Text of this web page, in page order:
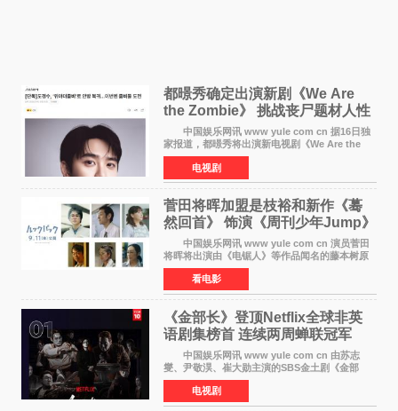
都暻秀确定出演新剧《We Are
the Zombie》 挑战丧尸题材人性
喜剧
中国娱乐网讯 www yule com cn 据16日独
家报道，都暻秀将出演新电视剧《We Are the
Zombie》，在剧中饰演主演金仁钟一角，挑战与
以往丧尸题材截然不同的人性喜剧。 新剧
《We Are t
电视剧
菅田将晖加盟是枝裕和新作《蓦
然回首》 饰演《周刊少年Jump》
编辑
中国娱乐网讯 www yule com cn 演员菅田
将晖将出演由《电锯人》等作品闻名的藤本树原
作漫画改编的电影《蓦然回首》（是枝裕和导
演）。菅田饰演的角色是初中时代两位主人公带
着完成的作品前去
看电影
《金部长》登顶Netflix全球非英
语剧集榜首 连续两周蝉联冠军
中国娱乐网讯 www yule com cn 由苏志
燮、尹敬淏、崔大勋主演的SBS金土剧《金部
长》持续席卷全球，收获海内外观众热烈反
响。 15日，据Netflix官方排行榜网站Tudum
公布的数据，SBS金土剧《
电视剧